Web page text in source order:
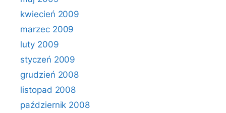
kwiecień 2009
marzec 2009
luty 2009
styczeń 2009
grudzień 2008
listopad 2008
październik 2008